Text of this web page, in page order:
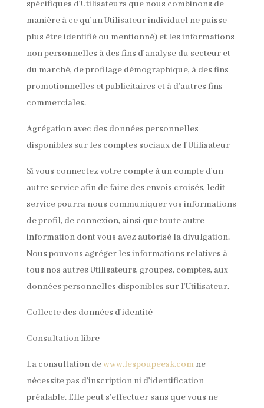
spécifiques d’Utilisateurs que nous combinons de
manière à ce qu’un Utilisateur individuel ne puisse
plus être identifié ou mentionné) et les informations
non personnelles à des fins d’analyse du secteur et
du marché, de profilage démographique, à des fins
promotionnelles et publicitaires et à d’autres fins
commerciales.
Agrégation avec des données personnelles
disponibles sur les comptes sociaux de l’Utilisateur
Si vous connectez votre compte à un compte d’un
autre service afin de faire des envois croisés, ledit
service pourra nous communiquer vos informations
de profil, de connexion, ainsi que toute autre
information dont vous avez autorisé la divulgation.
Nous pouvons agréger les informations relatives à
tous nos autres Utilisateurs, groupes, comptes, aux
données personnelles disponibles sur l’Utilisateur.
Collecte des données d’identité
Consultation libre
La consultation dewww.lespoupeesk.comne
nécessite pas d’inscription ni d’identification
préalable. Elle peut s’effectuer sans que vous ne